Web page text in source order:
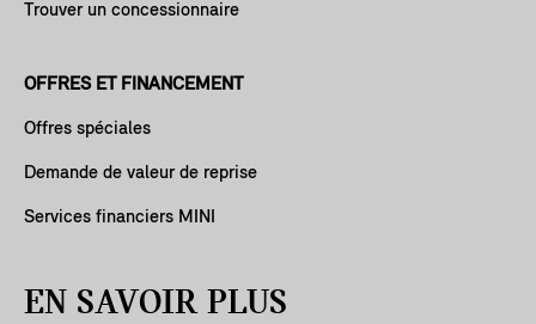
Trouver un concessionnaire
OFFRES ET FINANCEMENT
Offres spéciales
Demande de valeur de reprise
Services financiers MINI
EN SAVOIR PLUS